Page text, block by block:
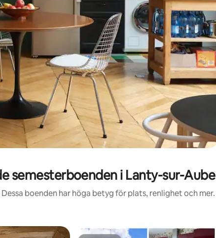
semesterboenden i Lanty-sur-Aube
boenden har höga betyg för plats, renlighet och mer.